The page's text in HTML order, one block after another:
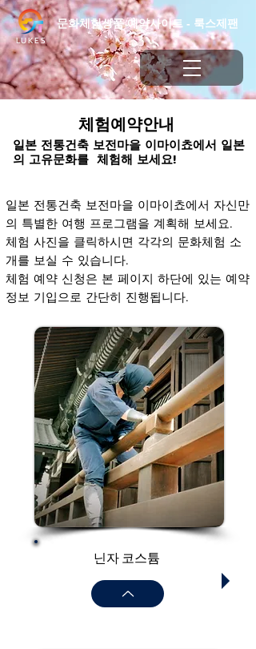
문화체험상품 예약사이트 - 룩스제팬
LUKES
​체험예약안내
일본 전통건축 보전마을 이마이쵸에서 일본
의 고유문화를 체험해 보세요!
일본 전통건축 보전마을 이마이쵸에서 자신만
의 특별한 여행 프로그램을 계획해 보세요.
체험 사진을 클릭하시면 각각의 문화체험 소
개를 보실 수 있습니다.
체험 예약 신청은 본 페이지 하단에 있는 예약
정보 기입으로 간단히 진행됩니다.
닌자 코스튬